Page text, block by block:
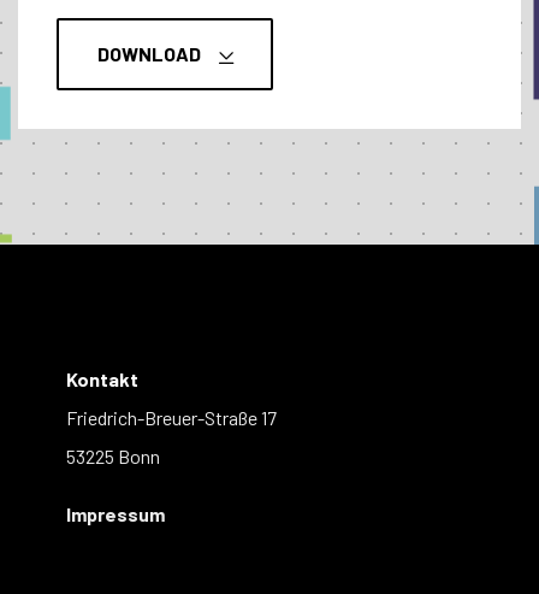
DOWNLOAD
Kontakt
Friedrich-Breuer-Straße 17
53225 Bonn
Impressum